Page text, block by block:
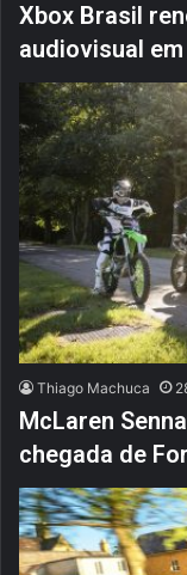
Xbox Brasil
audiovisual
Thiago Machuca
McLaren
chegada de